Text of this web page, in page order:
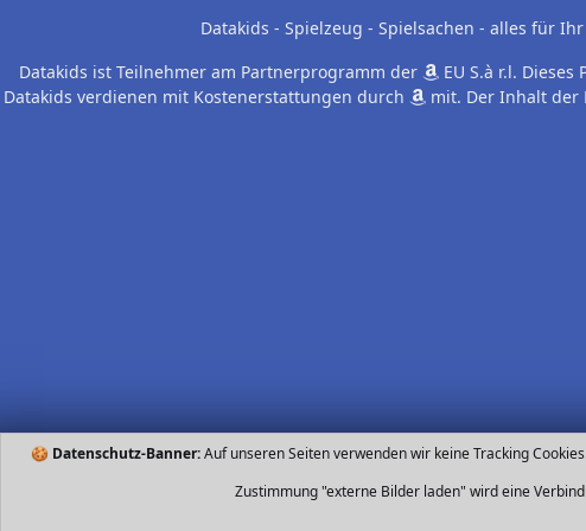
🍪 Datenschutz-Banner:Auf unseren Seiten verwenden wir keine Tracking
Zustimmung "externe Bilder laden" wird eine
Datakids - Spielzeug - Spielsachen - alles für
Datakids ist Teilnehmer am Partnerprogramm der
EU S.à r.l.
Datakids verdienen mit Kostenerstattungen durch
mit. Der Inhalt der